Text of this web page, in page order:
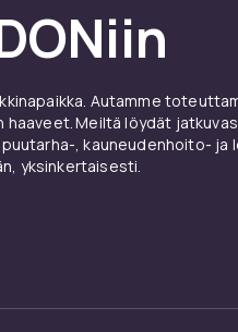
DKNY:n pullot
omenasta
arkeen lisää
Autamme
Meiltä löydät
, kauneudenhoito- ja
yksinkertaisesti.